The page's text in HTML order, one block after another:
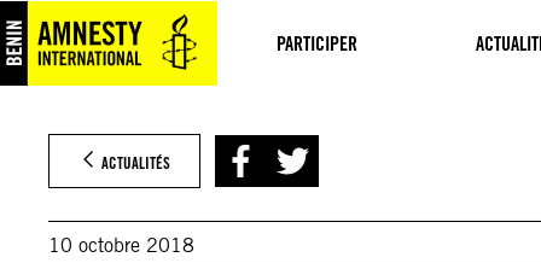
PARTICIPER
au
contenu
ACTUALITÉS
10 octobre 2018